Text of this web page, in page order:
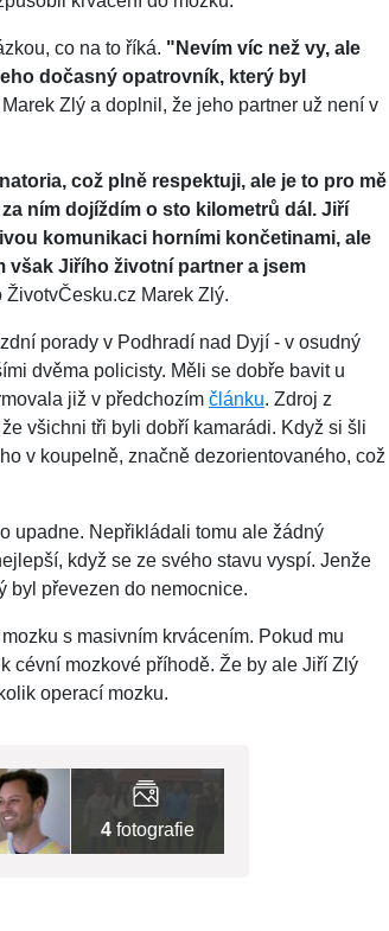
co na to říká. "Nevím víc než vy, ale
dočasný opatrovník, který byl
Zlý a doplnil, že jeho partner už není v
což plně respektuji, ale je to pro mě
ním dojíždím o sto kilometrů dál. Jiří
komunikaci horními končetinami, ale
však Jiřího životní partner a jsem
ŽivotvČesku.cz Marek Zlý.
porady v Podhradí nad Dyjí - v osudný
dvěma policisty. Měli se dobře bavit u
již v předchozím článku. Zdroj z
všichni tři byli dobří kamarádi. Když si šli
v koupelně, značně dezorientovaného, což
upadne. Nepřikládali tomu ale žádný
když se ze svého stavu vyspí. Jenže
byl převezen do nemocnice.
s masivním krvácením. Pokud mu
cévní mozkové příhodě. Že by ale Jiří Zlý
operací mozku.
4 fotografie